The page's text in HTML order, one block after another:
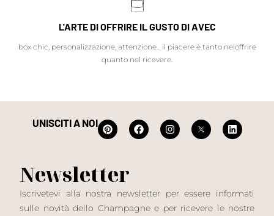
L'ARTE DI OFFRIRE IL GUSTO DI AVEC
box chic, personalizzazione, attenzione... il piacere è tanto neloffrire
quanto nel ricevere.
UNISCITI A NOI
Newsletter
Iscrivetevi alla nostra newsletter per essere informati
sulle novità dello Champagne e per ricevere le nostre